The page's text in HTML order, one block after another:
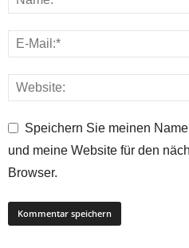
Speichern Sie meinen
und meine Website für den
Browser.